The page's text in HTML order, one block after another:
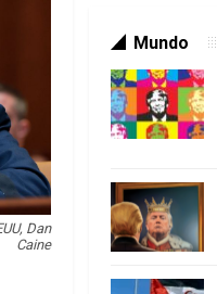
Dan
Caine
Mundo